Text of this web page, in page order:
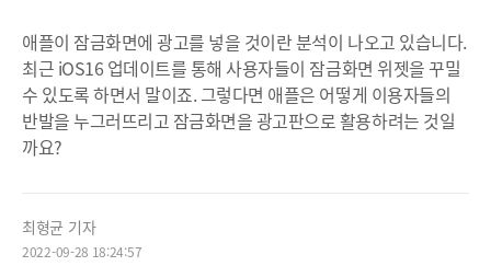
애플이 잠금화면에 광고를 넣을 것이란 분석이 나오고 있습니다.
최근 iOS16 업데이트를 통해 사용자들이 잠금화면 위젯을 꾸밀
수 있도록 하면서 말이죠. 그렇다면 애플은 어떻게 이용자들의
반발을 누그러뜨리고 잠금화면을 광고판으로 활용하려는 것일
까요?
최형균 기자
2022-09-28 18:24:57